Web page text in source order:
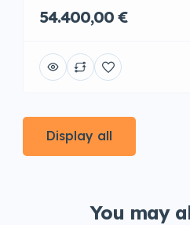
54.400,00 €
Display all
You may